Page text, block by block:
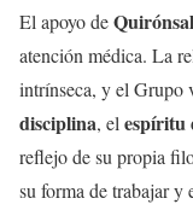
El apoyo de
atención médica. La
intrínseca, y el Grupo
disciplina, el espíritu
reflejo de su propia
su forma de trabajar y